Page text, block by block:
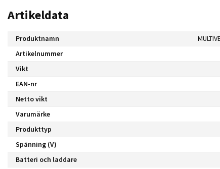
Artikeldata
Produktnamn
Artikelnummer
Vikt
EAN-nr
Netto vikt
Varumärke
Produkttyp
Spänning (V)
Batteri och laddare